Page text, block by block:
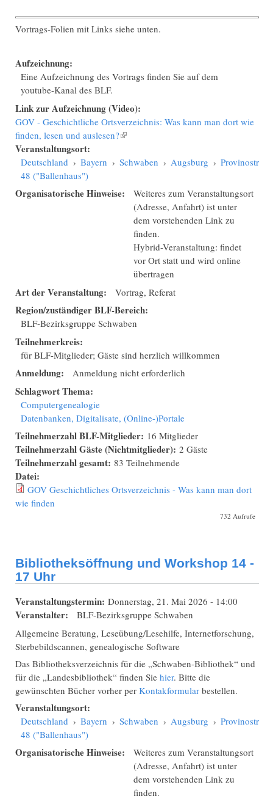
Vortrags-Folien mit Links siehe unten.
Aufzeichnung:
Eine Aufzeichnung des Vortrags finden Sie auf dem
youtube-Kanal des BLF.
Link zur Aufzeichnung (Video):
GOV - Geschichtliche Ortsverzeichnis: Was kann man dort wie
finden, lesen und auslesen?(Link ist extern)
Veranstaltungsort:
Deutschland › Bayern › Schwaben › Augsburg › Provinostraße
48 ("Ballenhaus")
Organisatorische Hinweise:
Weiteres zum Veranstaltungsort
(Adresse, Anfahrt) ist unter
dem vorstehenden Link zu
finden.
Hybrid-Veranstaltung: findet
vor Ort statt und wird online
übertragen
Art der Veranstaltung: Vortrag, Referat
Region/zuständiger BLF-Bereich:
BLF-Bezirksgruppe Schwaben
Teilnehmerkreis:
für BLF-Mitglieder; Gäste sind herzlich willkommen
Anmeldung: Anmeldung nicht erforderlich
Schlagwort Thema:
Computergenealogie
Datenbanken, Digitalisate, (Online-)Portale
Teilnehmerzahl BLF-Mitglieder: 16 Mitglieder
Teilnehmerzahl Gäste (Nichtmitglieder): 2 Gäste
Teilnehmerzahl gesamt: 83 Teilnehmende
Datei:
GOV Geschichtliches Ortsverzeichnis - Was kann man dort
wie finden
732 Aufrufe
Bibliotheksöffnung und Workshop 14 -
17 Uhr
Veranstaltungstermin: Donnerstag, 21. Mai 2026 - 14:00
Veranstalter:
BLF-Bezirksgruppe Schwaben
Allgemeine Beratung, Leseübung/Lesehilfe, Internetforschung,
Sterbebildscannen, genealogische Software
Das Bibliotheksverzeichnis für die „Schwaben-Bibliothek“ und
für die „Landesbibliothek“ finden Sie hier. Bitte die
gewünschten Bücher vorher per Kontakformular bestellen.
Veranstaltungsort:
Deutschland › Bayern › Schwaben › Augsburg › Provinostraße
48 ("Ballenhaus")
Organisatorische Hinweise:
Weiteres zum Veranstaltungsort
(Adresse, Anfahrt) ist unter
dem vorstehenden Link zu
finden.